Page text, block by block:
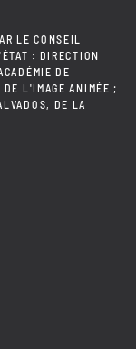
LE CONSEIL
: DIRECTION
DE
L'IMAGE ANIMÉE ;
DE LA